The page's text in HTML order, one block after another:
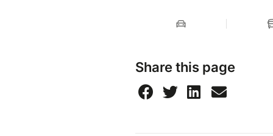
Share this page